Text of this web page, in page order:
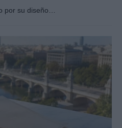
por su diseño…